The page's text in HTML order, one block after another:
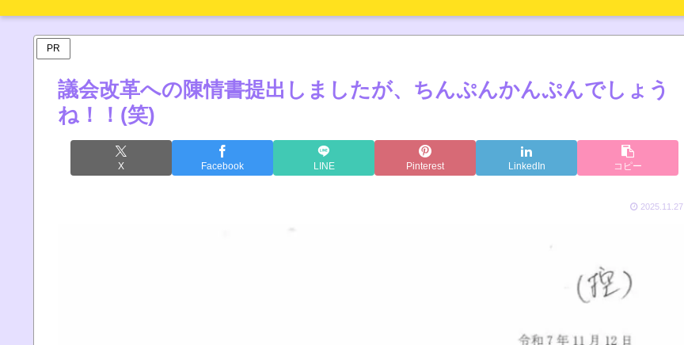
PR
議会改革への陳情書提出しましたが、ちんぷんかんぷんでしょう
ね！！(笑)
X Facebook LINE Pinterest LinkedIn コピー
2025.11.27